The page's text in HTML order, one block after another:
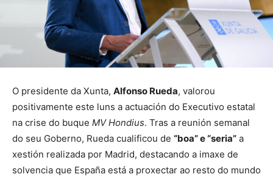
O presidente da Xunta, Alfonso Rueda, valorou
positivamente este luns a actuación do Executivo estatal
na crise do buque MV Hondius. Tras a reunión semanal
do seu Goberno, Rueda cualificou de “boa” e “seria” a
xestión realizada por Madrid, destacando a imaxe de
solvencia que España está a proxectar ao resto do mundo